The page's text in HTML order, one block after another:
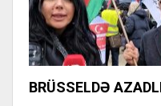
BRÜSSELDƏ